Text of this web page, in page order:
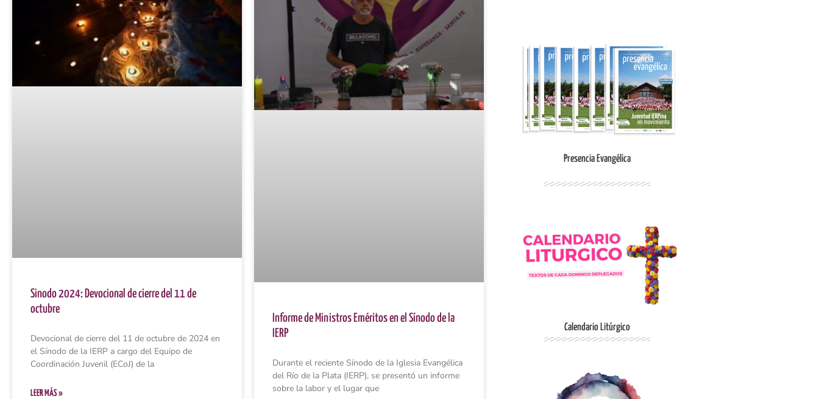
Sinodo 2024: Devocional de cierre del 11 de
octubre
Devocional de cierre del 11 de octubre de 2024 en
el Sínodo de la IERP a cargo del Equipo de
Coordinación Juvenil (ECoJ) de la
LEER MÁS »
Informe de Ministros Eméritos en el Sínodo de la
IERP
Durante el reciente Sínodo de la Iglesia Evangélica
del Río de la Plata (IERP), se presentó un informe
sobre la labor y el lugar que
Ingresar
Presencia Evangélica
Ingresar
Calendario Litúrgico